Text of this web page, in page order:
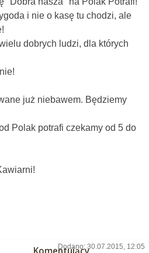
i nie o kasę tu chodzi, ale
dobrych ludzi, dla których
już niebawem. Będziemy
Polak potrafi czekamy od 5 do
Dodano: 30.07.2015, 12:05
Komentujący